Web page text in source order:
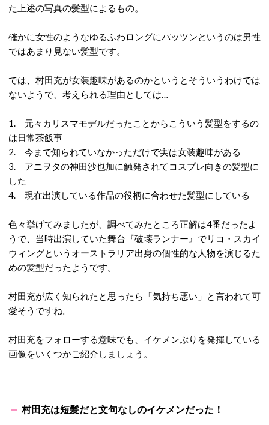
た上述の写真の髪型によるもの。
確かに女性のようなゆるふわロングにパッツンというのは男性
ではあまり見ない髪型です。
では、村田充が女装趣味があるのかというとそういうわけでは
ないようで、考えられる理由としては…
1. 元々カリスマモデルだったことからこういう髪型をするの
は日常茶飯事
2. 今まで知られていなかっただけで実は女装趣味がある
3. アニヲタの神田沙也加に触発されてコスプレ向きの髪型に
した
4. 現在出演している作品の役柄に合わせた髪型にしている
色々挙げてみましたが、調べてみたところ正解は4番だったよ
うで、当時出演していた舞台『破壊ランナー』でリコ・スカイ
ウィングというオーストラリア出身の個性的な人物を演じるた
めの髪型だったようです。
村田充が広く知られたと思ったら「気持ち悪い」と言われて可
愛そうですね。
村田充をフォローする意味でも、イケメンぶりを発揮している
画像をいくつかご紹介しましょう。
村田充は短髪だと文句なしのイケメンだった！